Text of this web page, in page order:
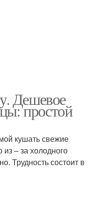
Дешевое
простой
кушать свежие
– за холодного
Трудность состоит в